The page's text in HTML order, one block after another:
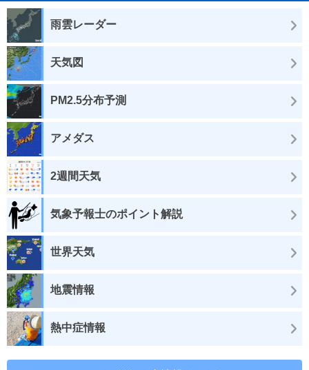
雨雲レーダー
天気図
PM2.5分布予測
アメダス
2週間天気
気象予報士のポイント解説
世界天気
地震情報
熱中症情報